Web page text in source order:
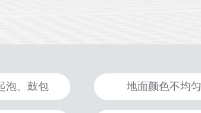
泡、鼓包 地面颜色不均匀